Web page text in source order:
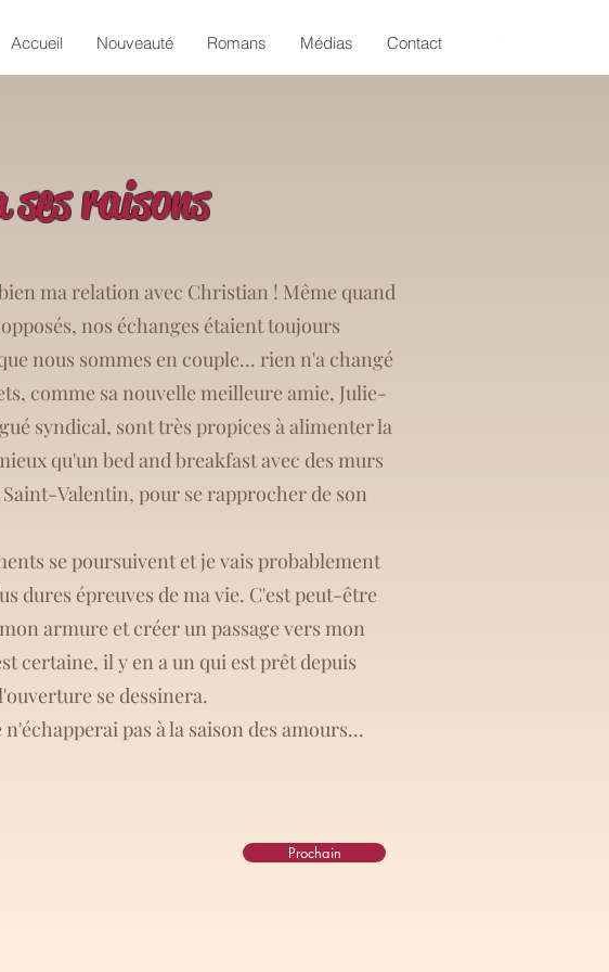
Accueil Nouveauté Romans Médias Contact
raisons
ma relation avec Christian ! Même quand
nos échanges étaient toujours
nous sommes en couple... rien n'a changé
comme sa nouvelle meilleure amie, Julie-
syndical, sont très propices à alimenter la
qu'un bed and breakfast avec des murs
Valentin, pour se rapprocher de son
se poursuivent et je vais probablement
dures épreuves de ma vie. C'est peut-être
armure et créer un passage vers mon
certaine, il y en a un qui est prêt depuis
se dessinera.
pas à la saison des amours...
Prochain